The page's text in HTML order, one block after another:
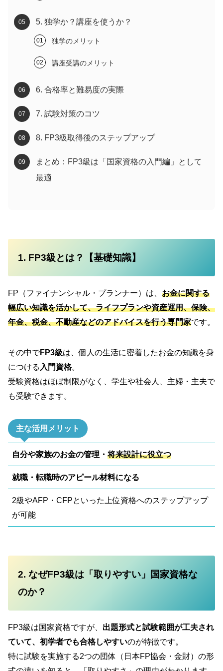
5. 独学か？講座を使うか？
独学のメリット
講座受講のメリット
6. 合格率と難易度の実際
7. 試験対策のコツ
8. FP3級取得後のステップアップ
まとめ：FP3級は「国家資格の入門編」として
最適
1. FP3級とは？【基礎知識】
FP（ファイナンシャル・プランナー）は、 お金に関する
幅広い知識を活かして、ライフプランや資産運用、保険、
年金、税金、不動産などのアドバイスを行う専門家です。
その中でFP3級は、個人の生活に密着したお金の知識を身
につける 入門資格。
受験資格はほぼ制限がなく、学生や社会人、主婦・主夫で
も受験できます。
主な活用メリット
自分や家族のお金の管理・将来設計に役立つ
就職・転職時のアピール材料になる
2級やAFP・CFPといった上位資格へのステップアップ
が可能
2. なぜFP3級は「取りやすい」国家資格な
のか？
FP3級は国家資格ですが、 出題形式と試験範囲が工夫され
ていて、初学者でも合格しやすいのが特徴です。
特に試験を実施する2つの団体（日本FP協会・金財）の形